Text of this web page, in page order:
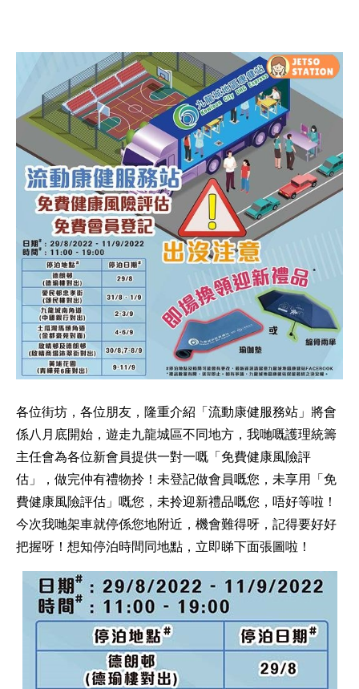
各位街坊，各位朋友，隆重介紹「流動康健服務站」將會
係八月底開始，遊走九龍城區不同地方，我哋嘅護理統籌
主任會為各位新會員提供一對一嘅「免費健康風險評
估」，做完仲有禮物拎！未登記做會員嘅您，未享用「免
費健康風險評估」嘅您，未拎迎新禮品嘅您，唔好等啦！
今次我哋架車就停係您地附近，機會難得呀，記得要好好
把握呀！想知停泊時間同地點，立即睇下面張圖啦！